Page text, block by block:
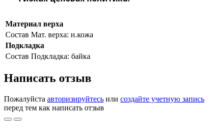
Материал верха
Состав Мат. верха: н.кожа
Подкладка
Состав Подкладка: байка
Написать отзыв
Пожалуйста авторизируйтесь или создайте учетную запись
перед тем как написать отзыв